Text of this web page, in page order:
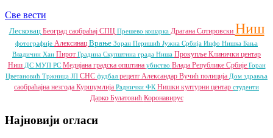
Све вести
Лесковац Београд саобраћај СПЦ Прешево кошарка Драгана Сотировски Ниш
фотографије Алексинац Врање Зоран Перишић Јужна Србија Инфо Нишка Бања
Владичин Хан Пирот Градина Скупштина града Ниша Прокупље Клинички центар
Ниш ДС МУП РС Медијана градска општина убиство Влада Републике Србије Горан
Цветановић Тржница ЈП СНС фудбал рецепт Александар Вучић полиција Дом здравља
саобраћајна незгода Куршумлија Раднички ФК Нишки културни центар студенти
Дарко Булатовић Коронавирус
Најновији огласи